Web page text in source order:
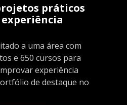
práticos
a uma área com
e 650 cursos para
experiência
de destaque no